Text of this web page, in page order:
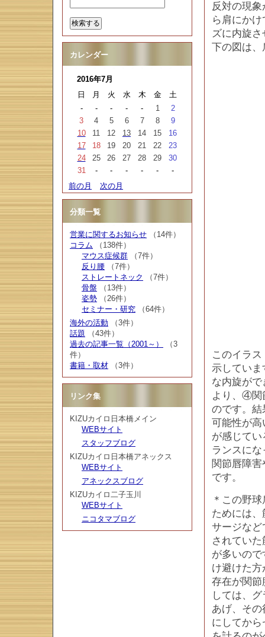
反対の現
ら肩にか
ズに内旋
下の図は、
このイラ
示してい
な内旋が
より、④関
のです。結
可能性が高
が感じて
ランスに
関節唇障
です。
＊この野
ためには
サージなど
されてい
が多いの
け避けた
存在が関節
しては、
あげ、そ
にしてか
カレンダー
2016年7月
日
月 火 水 木 金
土
-
- - - - 1
2
3
4 5 6 7 8
9
10
11 12 13 14 15
16
17
18 19 20 21 22
23
24
25 26 27 28 29
30
31
- - - - -
-
前の月
次の月
分類一覧
営業に関するお知らせ （14件）
コラム （138件）
マウス症候群 （7件）
反り腰 （7件）
ストレートネック
（7件）
骨盤 （13件）
姿勢 （26件）
セミナー・研究 （64件）
海外の活動 （3件）
話題 （43件）
過去の記事一覧（2001～）
（3
件）
書籍・取材 （3件）
リンク集
KIZUカイロ日本橋メイン
WEBサイト
スタッフブログ
KIZUカイロ日本橋アネックス
WEBサイト
アネックスブログ
KIZUカイロ二子玉川
WEBサイト
ニコタマブログ